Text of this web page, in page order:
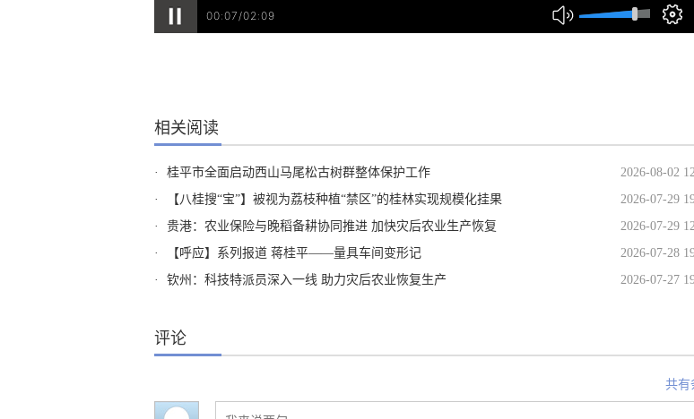
00:08/02:09
相关阅读
· 桂平市全面启动西山马尾松古树群整体保护工作
2026-08-02
·
【八桂搜“宝”】被视为荔枝种植“禁区”的桂林实现规模化挂果
2026-07-29
·
贵港：农业保险与晚稻备耕协同推进 加快灾后农业生产恢复
2026-07-29
·
【呼应】系列报道 蒋桂平——量具车间变形记
2026-07-28
·
钦州：科技特派员深入一线 助力灾后农业恢复生产 2026-07-27
评论
共有